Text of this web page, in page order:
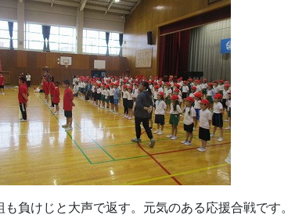
も負けじと大声で返す。元気のある応援合戦です。